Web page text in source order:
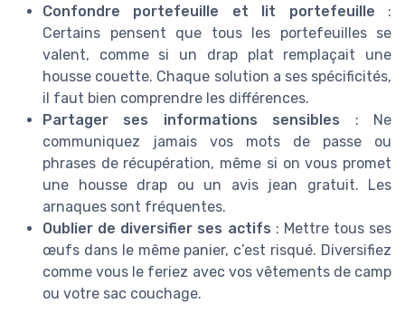
Confondre portefeuille et lit portefeuille :
Certains pensent que tous les portefeuilles se
valent, comme si un drap plat remplaçait une
housse couette. Chaque solution a ses spécificités,
il faut bien comprendre les différences.
Partager ses informations sensibles : Ne
communiquez jamais vos mots de passe ou
phrases de récupération, même si on vous promet
une housse drap ou un avis jean gratuit. Les
arnaques sont fréquentes.
Oublier de diversifier ses actifs : Mettre tous ses
œufs dans le même panier, c’est risqué. Diversifiez
comme vous le feriez avec vos vêtements de camp
ou votre sac couchage.